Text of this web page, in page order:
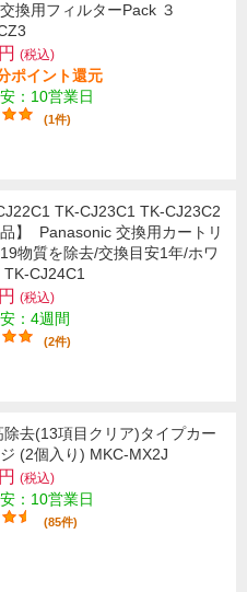
換用フィルターPack ３
(税込)
ポイント還元
：10営業日
(1件)
TK-CJ23C1 TK-CJ23C2
】
Panasonic 交換用カートリ
物質を除去/交換目安1年/ホワ
TK-CJ24C1
(税込)
：4週間
(2件)
除去(13項目クリア)タイプカー
ジ (2個入り) MKC-MX2J
(税込)
：10営業日
(85件)